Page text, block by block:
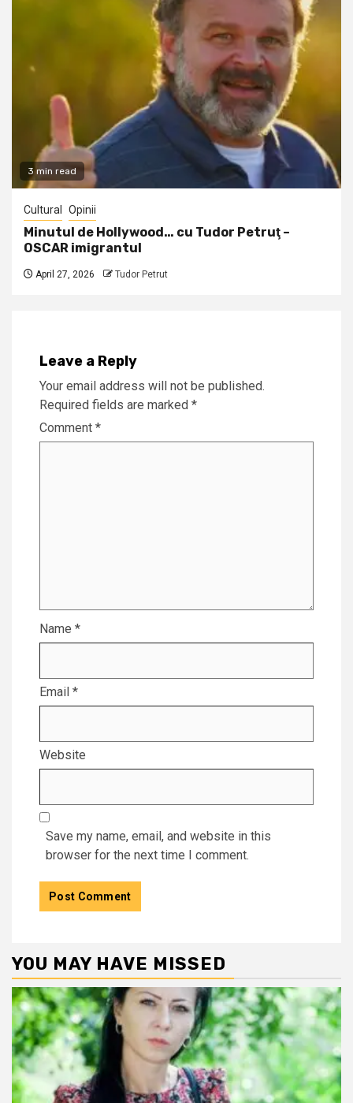
3 min read
Cultural Opinii
Minutul de Hollywood… cu Tudor Petruţ –
OSCAR imigrantul
April 27, 2026 Tudor Petrut
Leave a Reply
Your email address will not be published.
Required fields are marked *
Comment *
Name *
Email *
Website
Save my name, email, and website in this
browser for the next time I comment.
YOU MAY HAVE MISSED